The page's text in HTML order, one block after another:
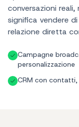
conversazioni reali,
significa vendere
relazione diretta
Campagne
personalizzazione
CRM con